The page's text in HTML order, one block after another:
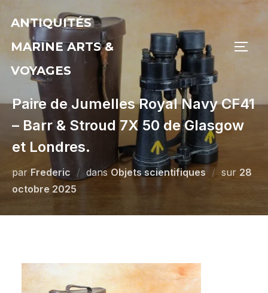
contenu
ANTIQUITÉS
MARINE ARTS &
VOYAGES
Paire de Jumelles Royal Navy CF41
– Barr & Stroud 7X 50 de Glasgow
et Londres.
par Frederic dansObjets scientifiques sur Publié
28
octobre 2025